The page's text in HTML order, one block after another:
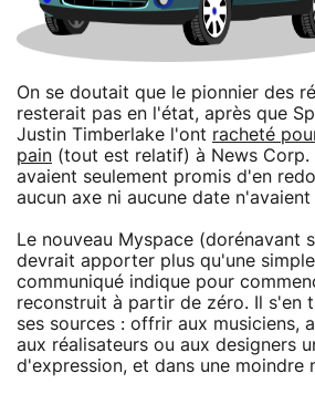
On se doutait que le pionnier des
resterait pas en l'état, après que
Justin Timberlake l'ont racheté
pain (tout est relatif) à News Corp.
avaient seulement promis d'en
aucun axe ni aucune date
Le nouveau Myspace (dorénavant
devrait apporter plus qu'une
communiqué indique pour
reconstruit à partir de zéro. Il s'en
ses sources : offrir aux musiciens,
aux réalisateurs ou aux designers
d'expression, et dans une moindre